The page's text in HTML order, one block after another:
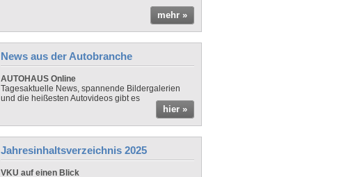
mehr »
News aus der Autobranche
AUTOHAUS Online
Tagesaktuelle News, spannende Bildergalerien
und die heißesten Autovideos gibt es
hier »
Jahresinhaltsverzeichnis 2025
VKU auf einen Blick